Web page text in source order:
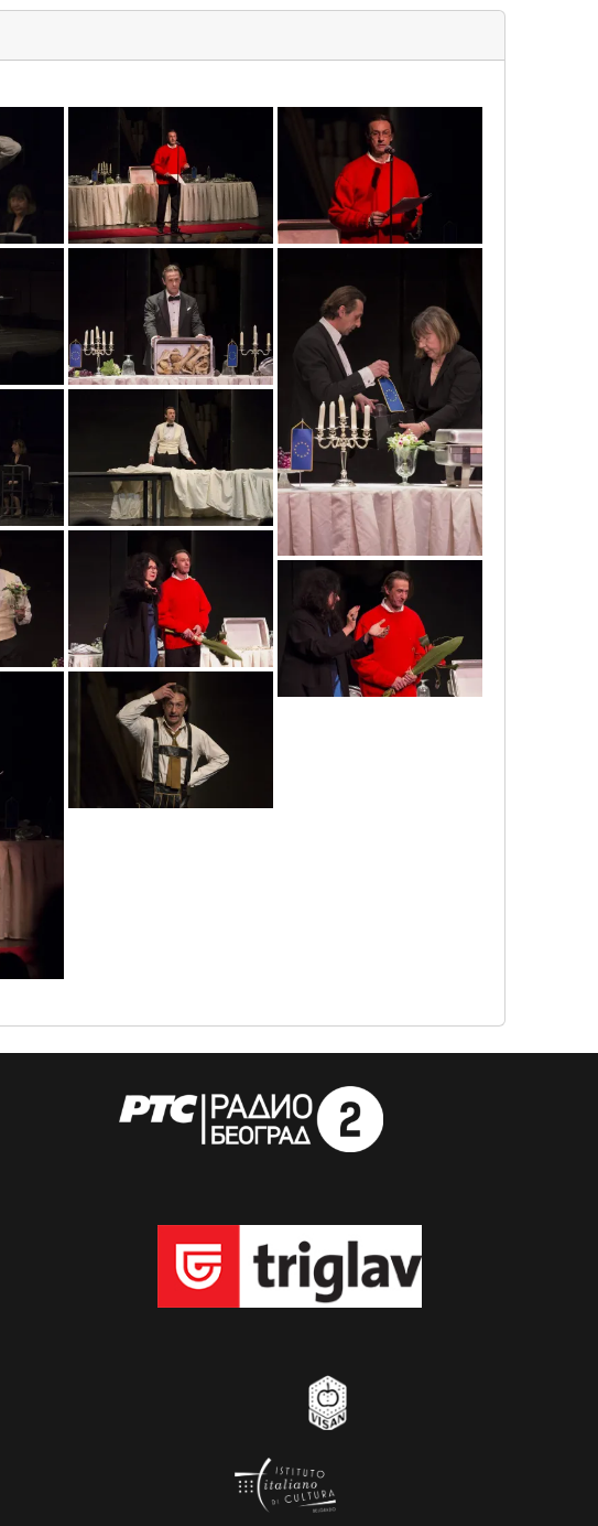
mg_1619_copy mg_1618_copy
mg_1614_copy
mg_1609_copy
mg_1603_copy
mg_1633_copy
mg_1635_copy
mg_1597_copy